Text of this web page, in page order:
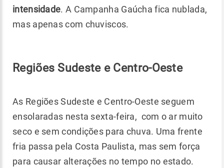
intensidade. A Campanha Gaúcha fica nublada,
mas apenas com chuviscos.
Regiões Sudeste e Centro-Oeste
As Regiões Sudeste e Centro-Oeste seguem
ensolaradas nesta sexta-feira, com o ar muito
seco e sem condições para chuva. Uma frente
fria passa pela Costa Paulista, mas sem força
para causar alterações no tempo no estado.